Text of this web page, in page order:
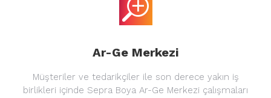
Ar-Ge Merkezi
Müşteriler ve tedarikçiler ile son derece yakın iş
birlikleri içinde Sepra Boya Ar-Ge Merkezi çalışmaları